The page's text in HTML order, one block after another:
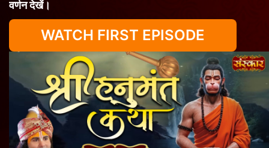
वर्णन देखें।
WATCH FIRST EPISODE